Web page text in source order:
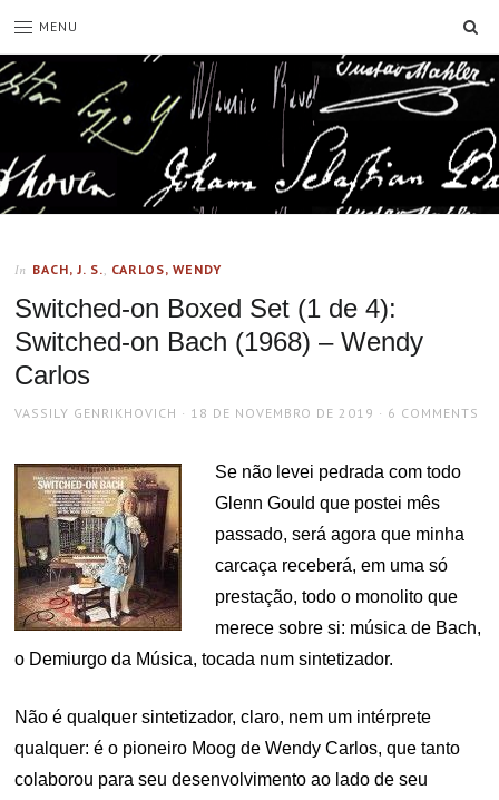
MENU
In BACH, J. S., CARLOS, WENDY
Switched-on Boxed Set (1 de 4):
Switched-on Bach (1968) – Wendy
Carlos
AUTHOR
VASSILY GENRIKHOVICH
POSTED
18 DE NOVEMBRO DE 2019 6 COMMENTS
Se não levei pedrada com todo
Glenn Gould que postei mês
passado, será agora que minha
carcaça receberá, em uma só
prestação, todo o monolito que
merece sobre si: música de Bach,
o Demiurgo da Música, tocada num sintetizador.
Não é qualquer sintetizador, claro, nem um intérprete
qualquer: é o pioneiro Moog de Wendy Carlos, que tanto
colaborou para seu desenvolvimento ao lado de seu